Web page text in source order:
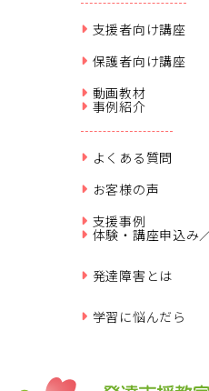
支援者向け講座
保護者向け講座
動画教材
事例紹介
よくある質問
お客様の声
支援事例
体験・講座申込み
発達障害とは
学習に悩んだら